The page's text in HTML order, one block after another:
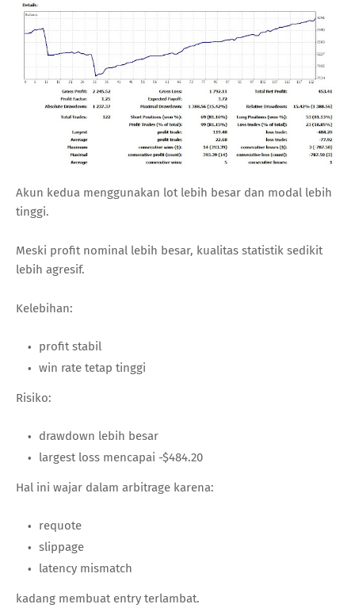
Akun kedua menggunakan lot lebih besar dan modal lebih
tinggi.
Meski profit nominal lebih besar, kualitas statistik sedikit
lebih agresif.
Kelebihan:
profit stabil
win rate tetap tinggi
Risiko:
drawdown lebih besar
largest loss mencapai -$484.20
Hal ini wajar dalam arbitrage karena:
requote
slippage
latency mismatch
kadang membuat entry terlambat.